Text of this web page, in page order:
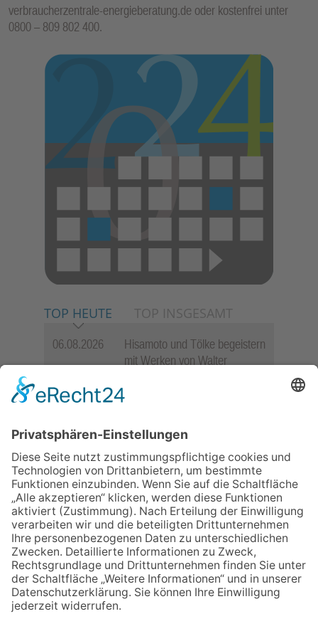
verbraucherzentrale-energieberatung.de oder kostenfrei unter
0800 – 809 802 400.
TOP HEUTE TOP INSGESAMT
06.08.2026
Hisamoto und Tölke begeistern
mit Werken von Walter
09.07.2026
Wasserampel steht auf Gelb:
auf
Festmeile
06.08.2026
Jugendchor Hochtaunus
präsentiert sein neues
Programm „Changes“
12.05.2026
Zweisprachige Lesung im 7.
Himmel: Vom Geschenk zum
60. Geburtstag zur Autoren-
Karriere